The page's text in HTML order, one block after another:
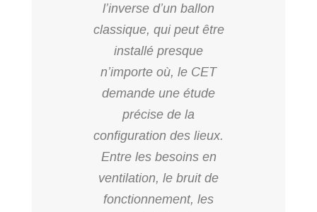
l’inverse d’un ballon
classique, qui peut être
installé presque
n’importe où, le CET
demande une étude
précise de la
configuration des lieux.
Entre les besoins en
ventilation, le bruit de
fonctionnement, les